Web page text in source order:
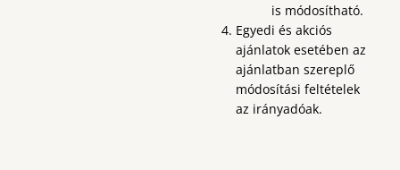
is módosítható.
Egyedi és akciós
ajánlatok esetében az
ajánlatban szereplő
módosítási feltételek
az irányadóak.